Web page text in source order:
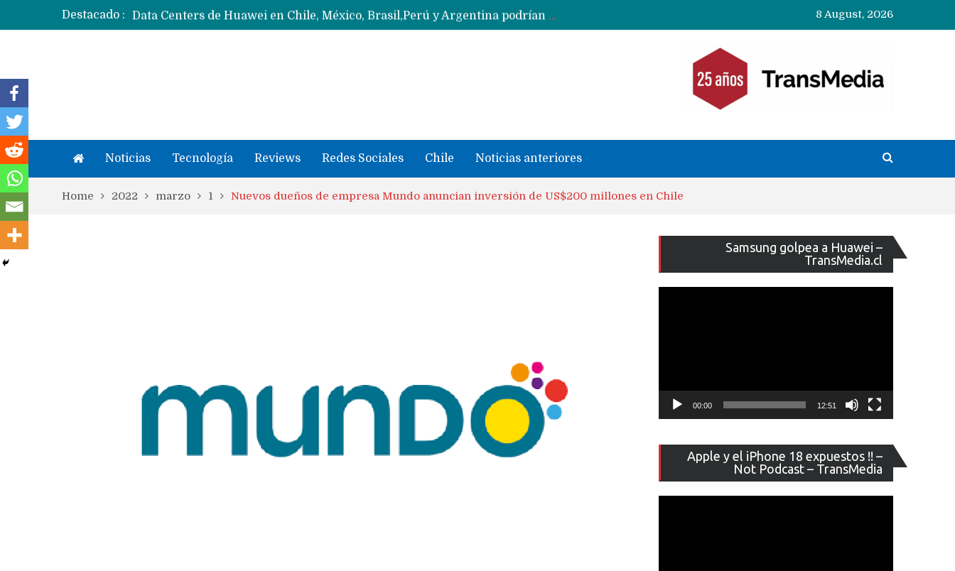
Destacado :
Data Centers de Huawei en Chile, México, Brasil,Perú y Argentina podrían verse afectados por arremetida de EE.UU
Fabricantes suben precios de teléfonos y ganan más dinero en un mercado donde Xiaomi alerta por no mejorar ventas
8 August, 2026
Noticias Tecnología Reviews Redes Sociales Chile Noticias anteriores
Home 2022 marzo 1 Nuevos dueños de empresa Mundo anuncian inversión de US$200 millones en Chile
Samsung golpea a Huawei –
TransMedia.cl
de
vídeo
00:00 12:51
Apple y el iPhone 18 expuestos !! –
Not Podcast – TransMedia
de
vídeo